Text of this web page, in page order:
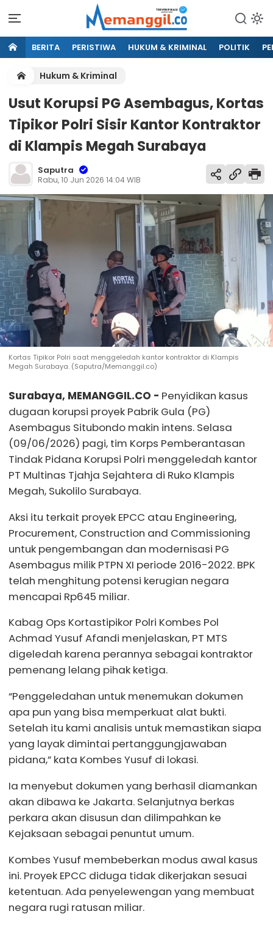
BERITA PERISTIWA HUKUM & KRIMINAL POLITIK
Hukum & Kriminal
Usut Korupsi PG Asembagus, Kortas
Tipikor Polri Sisir Kantor Kontraktor
di Klampis Megah Surabaya
Saputra
Rabu, 10 Jun 2026 14:04 WIB
Kortas Tipikor Polri saat menggeledah kantor kontraktor di Klampis
Megah Surabaya. (Saputra/Memanggil.co)
Surabaya, MEMANGGIL.CO - Penyidikan kasus
dugaan korupsi proyek Pabrik Gula (PG)
Asembagus Situbondo makin intens. Selasa
(09/06/2026) pagi, tim Korps Pemberantasan
Tindak Pidana Korupsi Polri menggeledah kantor
PT Multinas Tjahja Sejahtera di Ruko Klampis
Megah, Sukolilo Surabaya.
Aksi itu terkait proyek EPCC atau Engineering,
Procurement, Construction and Commissioning
untuk pengembangan dan modernisasi PG
Asembagus milik PTPN XI periode 2016-2022. BPK
telah menghitung potensi kerugian negara
mencapai Rp645 miliar.
Kabag Ops Kortastipikor Polri Kombes Pol
Achmad Yusuf Afandi menjelaskan, PT MTS
digeledah karena perannya sebagai kontraktor
pemenang lelang pihak ketiga.
“Penggeledahan untuk menemukan dokumen
apa pun yang bisa memperkuat alat bukti.
Setelah itu kami analisis untuk memastikan siapa
yang layak dimintai pertanggungjawaban
pidana,” kata Kombes Yusuf di lokasi.
Ia menyebut dokumen yang berhasil diamankan
akan dibawa ke Jakarta. Selanjutnya berkas
perkara akan disusun dan dilimpahkan ke
Kejaksaan sebagai penuntut umum.
Kombes Yusuf membeberkan modus awal kasus
ini. Proyek EPCC diduga tidak dikerjakan sesuai
ketentuan. Ada penyelewengan yang membuat
negara rugi ratusan miliar.